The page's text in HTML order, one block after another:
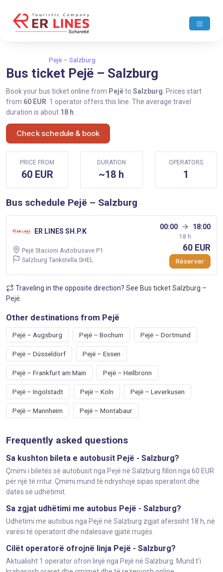
Pejë – Salzburg
Bus ticket Pejë – Salzburg
Book your bus ticket online from Pejëto Salzburg . Prices start
from 60 EUR . 1 operator offers this line. The average travel
duration is about 18 h
Check schedule & book
PRICE FROM
60 EUR
DURATION
~18 h
OPERATORS
1
Bus schedule Pejë – Salzburg
ER LINES SH.P.K
00:00 18:00
18 h
Pejë Stacioni Autobusave P1
Salzburg Tankstella SHEL
60 EUR
Réserver
Traveling in the opposite direction? See Bus ticket Salzburg –
Pejë
Other destinations from Pejë
Pejë – Augsburg Pejë – Bochum Pejë – Dortmund
Pejë – Düsseldorf Pejë – Essen
Pejë – Frankfurt am Main Pejë – Heilbronn
Pejë – Ingolstadt Pejë – Koln Pejë – Leverkusen
Pejë – Mannheim Pejë – Montabaur
Frequently asked questions
Sa kushton bileta e autobusit Pejë - Salzburg?
Çmimi i biletës së autobusit nga Pejë në Salzburg fillon nga 60 EUR
për një të rritur. Çmimi mund të ndryshojë sipas operatorit dhe
datës së udhëtimit.
Sa zgjat udhëtimi me autobus Pejë - Salzburg?
Udhëtimi me autobus nga Pejë në Salzburg zgjat afërsisht 18 h, në
varësi të operatorit dhe ndalesave gjatë rrugës.
Cilët operatorë ofrojnë linja Pejë - Salzburg?
Aktualisht 1 operator ofron linjë nga Pejë në Salzburg. Mund t'i